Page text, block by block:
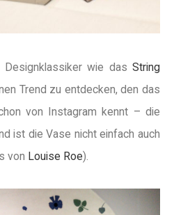
wie das String
Trend zu entdecken, den das
von Instagram kennt – die
ist die Vase nicht einfach auch
von Louise Roe).